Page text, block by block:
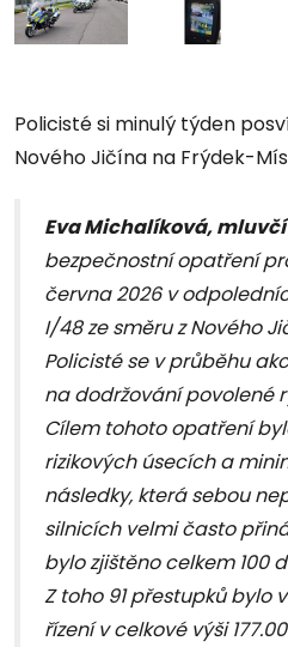
Policisté si minulý týden
Nového Jičína na Frýdek-
Eva Michalíková, mluvčí
bezpečnostní opatření
června 2026 v
I/48 ze směru z Nového
Policisté se v průběhu
na dodržování povolené
Cílem tohoto opatření
rizikových úsecích a
následky, která sebou
silnicích velmi často
bylo zjištěno celkem 100
Z toho 91 přestupků bylo
řízení v celkové výši